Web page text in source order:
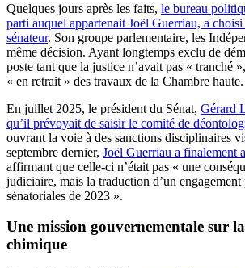
Quelques jours après les faits, le bureau
parti auquel appartenait Joël Guerriau, a choisi
sénateur. Son groupe parlementaire, les
même décision. Ayant longtemps exclu de
poste tant que la justice n’avait pas « tranché
« en retrait » des travaux de la Chambre haute.
En juillet 2025, le président du Sénat, Gérard
qu’il prévoyait de saisir le comité de
ouvrant la voie à des sanctions disciplinaires
septembre dernier, Joël Guerriau a finalement
affirmant que celle-ci n’était pas « une
judiciaire, mais la traduction d’un engagement
sénatoriales de 2023 ».
Une mission gouvernementale sur
chimique